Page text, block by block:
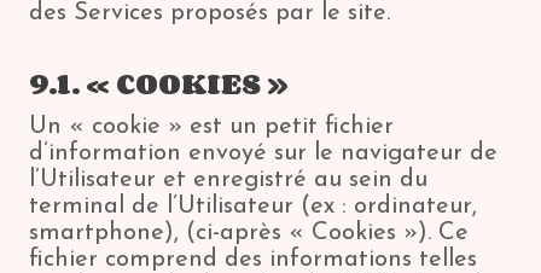
des Services proposés par le site.
9.1. « COOKIES »
Un « cookie » est un petit fichier
d’information envoyé sur le navigateur de
l’Utilisateur et enregistré au sein du
terminal de l’Utilisateur (ex : ordinateur,
smartphone), (ci-après « Cookies »). Ce
fichier comprend des informations telles